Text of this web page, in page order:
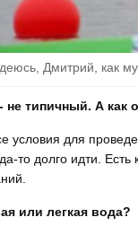
Дмитрий, как
не типичный. А как
условия для
то долго идти.
или легкая вода?